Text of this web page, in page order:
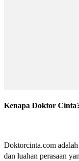
Kenapa Doktor
Doktorcinta.com
dan luahan perasaan